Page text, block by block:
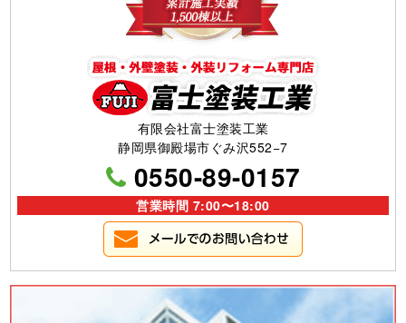
有限会社富士塗装工業
静岡県御殿場市ぐみ沢552−7
0550-89-0157
営業時間 7:00〜18:00